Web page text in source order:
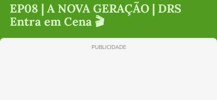
EP08 | A NOVA GERAÇÃO | DRS
Entra em Cena 🎬
PUBLICIDADE